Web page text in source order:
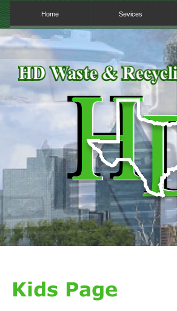
Home Sevices